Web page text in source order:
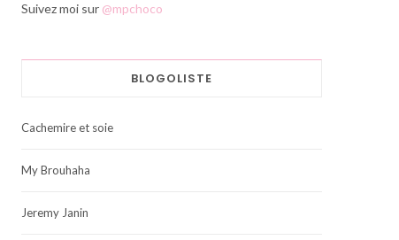
Suivez moi sur @mpchoco
BLOGOLISTE
Cachemire et soie
My Brouhaha
Jeremy Janin